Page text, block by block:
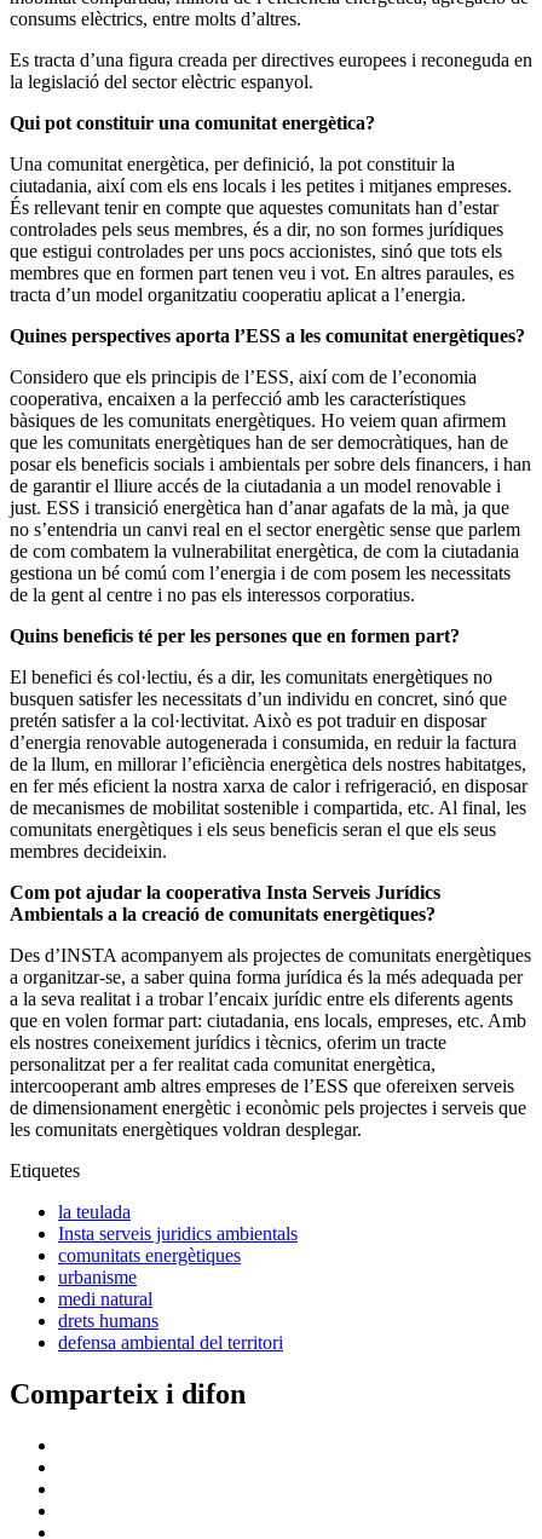
consums elèctrics, entre molts d’altres.
Es tracta d’una figura creada per directives europees i reconeguda en
la legislació del sector elèctric espanyol.
Qui pot constituir una comunitat energètica?
Una comunitat energètica, per definició, la pot constituir la
ciutadania, així com els ens locals i les petites i mitjanes empreses.
És rellevant tenir en compte que aquestes comunitats han d’estar
controlades pels seus membres, és a dir, no son formes jurídiques
que estigui controlades per uns pocs accionistes, sinó que tots els
membres que en formen part tenen veu i vot. En altres paraules, es
tracta d’un model organitzatiu cooperatiu aplicat a l’energia.
Quines perspectives aporta l’ESS a les comunitat energètiques?
Considero que els principis de l’ESS, així com de l’economia
cooperativa, encaixen a la perfecció amb les característiques
bàsiques de les comunitats energètiques. Ho veiem quan afirmem
que les comunitats energètiques han de ser democràtiques, han de
posar els beneficis socials i ambientals per sobre dels financers, i han
de garantir el lliure accés de la ciutadania a un model renovable i
just. ESS i transició energètica han d’anar agafats de la mà, ja que
no s’entendria un canvi real en el sector energètic sense que parlem
de com combatem la vulnerabilitat energètica, de com la ciutadania
gestiona un bé comú com l’energia i de com posem les necessitats
de la gent al centre i no pas els interessos corporatius.
Quins beneficis té per les persones que en formen part?
El benefici és col·lectiu, és a dir, les comunitats energètiques no
busquen satisfer les necessitats d’un individu en concret, sinó que
pretén satisfer a la col·lectivitat. Això es pot traduir en disposar
d’energia renovable autogenerada i consumida, en reduir la factura
de la llum, en millorar l’eficiència energètica dels nostres habitatges,
en fer més eficient la nostra xarxa de calor i refrigeració, en disposar
de mecanismes de mobilitat sostenible i compartida, etc. Al final, les
comunitats energètiques i els seus beneficis seran el que els seus
membres decideixin.
Com pot ajudar la cooperativa Insta Serveis Jurídics
Ambientals a la creació de comunitats energètiques?
Des d’INSTA acompanyem als projectes de comunitats energètiques
a organitzar-se, a saber quina forma jurídica és la més adequada per
a la seva realitat i a trobar l’encaix jurídic entre els diferents agents
que en volen formar part: ciutadania, ens locals, empreses, etc. Amb
els nostres coneixement jurídics i tècnics, oferim un tracte
personalitzat per a fer realitat cada comunitat energètica,
intercooperant amb altres empreses de l’ESS que ofereixen serveis
de dimensionament energètic i econòmic pels projectes i serveis que
les comunitats energètiques voldran desplegar.
Etiquetes
la teulada
Insta serveis juridics ambientals
comunitats energètiques
urbanisme
medi natural
drets humans
defensa ambiental del territori
Comparteix i difon